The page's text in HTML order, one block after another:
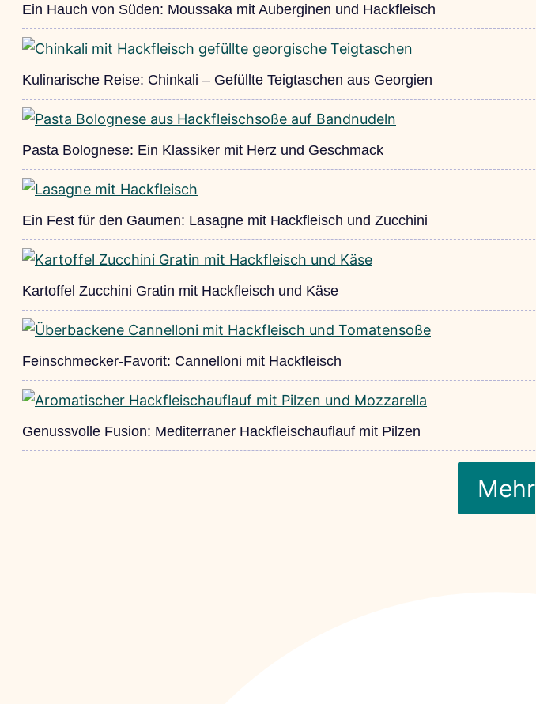
Ein Hauch von Süden: Moussaka mit Auberginen und Hackfleisch
Kulinarische Reise: Chinkali – Gefüllte Teigtaschen aus Georgien
Pasta Bolognese: Ein Klassiker mit Herz und Geschmack
Ein Fest für den Gaumen: Lasagne mit Hackfleisch und Zucchini
Kartoffel Zucchini Gratin mit Hackfleisch und Käse
Feinschmecker-Favorit: Cannelloni mit Hackfleisch
Genussvolle Fusion: Mediterraner Hackfleischauflauf mit Pilzen
Mehr